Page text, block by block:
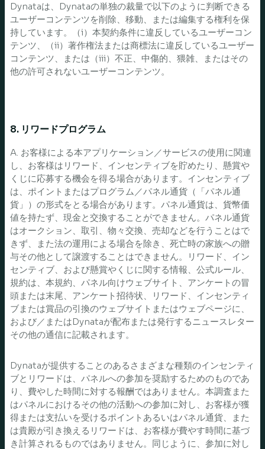
Dynataは、Dynataの単独の裁量で以下のように判断できる
ユーザーコンテンツを削除、移動、または編集する権利を保
持しています。（i）本契約条件に違反しているユーザーコン
テンツ、（ii）著作権法または商標法に違反しているユーザー
コンテンツ、または（iii）不正、中傷的、猥雑、またはその
他の許可されないユーザーコンテンツ。
8. リワードプログラム
A. お客様による本アプリケーション／サービスの使用に関連
し、お客様はリワード、インセンティブを貯めたり、懸賞や
くじに応募する機会を得る場合があります。インセンティブ
は、ポイントまたはプログラム／パネル通貨（「パネル通
貨」）の形式をとる場合があります。パネル通貨は、貨幣価
値を持たず、現金と交換することができません。パネル通貨
はオークション、取引、物々交換、売却などを行うことはで
きず、また法の運用による場合を除き、死亡時の家族への贈
与その他として譲渡することはできません。リワード、イン
センティブ、および懸賞やくじに関する情報、公式ルール、
規約は、本規約、パネル向けウェブサイト、アンケートの冒
頭または末尾、アンケート招待状、リワード、インセンティ
ブまたは賞品の引換のウェブサイトまたはウェブページに、
および／またはDynataが配布または発行するニュースレター
その他の通信に記載されます。
Dynataが提供することのあるさまざまな種類のインセンティ
ブとリワードは、パネルへの参加を奨励するためのものであ
り、費やした時間に対する報酬ではありません。本調査また
はパネルにおけるその他の活動への参加に対し、お客様が獲
得または支払いを受けるポイントあるいはパネル通貨、また
は貴殿が引き換えるリワードは、お客様が費やす時間に基づ
き計算されるものではありません。同じように、参加に対し